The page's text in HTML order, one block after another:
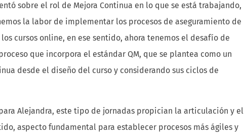
sobre el rol de Mejora Continua en lo que se está trabajando,
la labor de implementar los procesos de aseguramiento de
cursos online, en ese sentido, ahora tenemos el desafío de
que incorpora el estándar QM, que se plantea como un
desde el diseño del curso y considerando sus ciclos de
Alejandra, este tipo de jornadas propician la articulación y el
aspecto fundamental para establecer procesos más ágiles y